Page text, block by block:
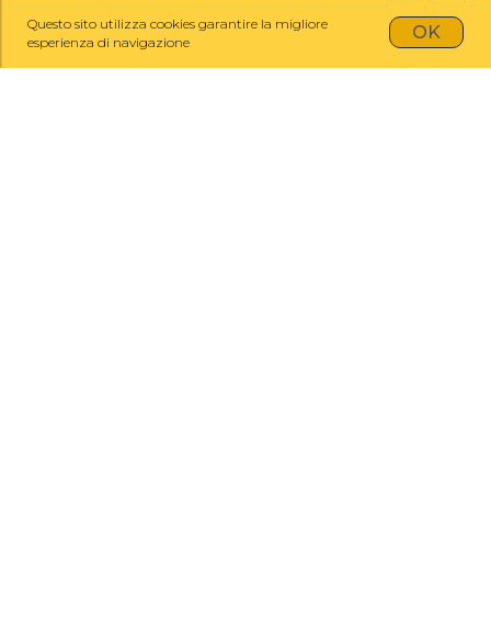
Questo sito utilizza cookies garantire la migliore
esperienza di navigazione
OK